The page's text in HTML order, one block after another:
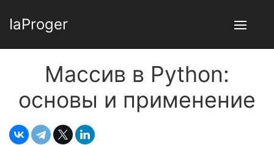
IaProger
Массив в Python:
основы и применение